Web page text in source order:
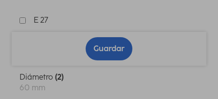
E 27
Guardar
Diámetro (2)
60 mm